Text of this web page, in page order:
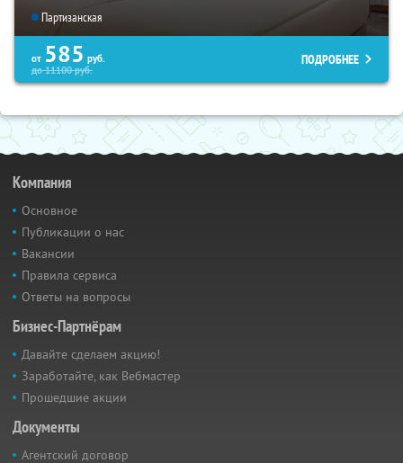
Партизанская
от 585 руб.
до11100руб.
ПОДРОБНЕЕ
Компания
Основное
Публикации о нас
Вакансии
Правила сервиса
Ответы на вопросы
Бизнес-Партнёрам
Давайте сделаем акцию!
Заработайте, как Вебмастер
Прошедшие акции
Документы
Агентский договор